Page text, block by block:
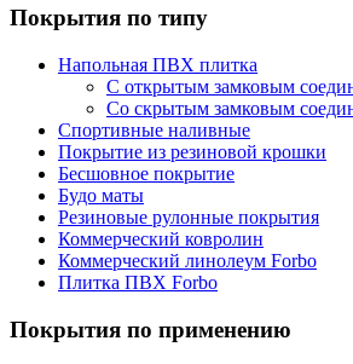
Покрытия по типу
Напольная ПВХ плитка
С открытым замковым
Со скрытым замковым
Спортивные наливные
Покрытие из резиновой крошки
Бесшовное покрытие
Будо маты
Резиновые рулонные покрытия
Коммерческий ковролин
Коммерческий линолеум Forbo
Плитка ПВХ Forbo
Покрытия по применению